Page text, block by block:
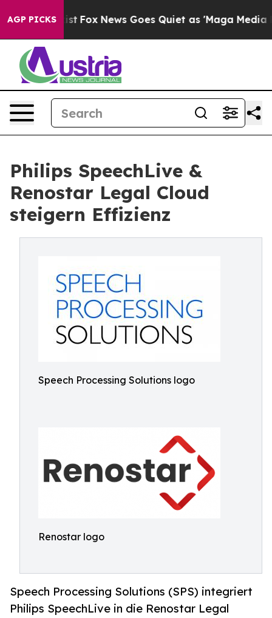
AGP PICKS
Exist Fox News Goes Quiet as 'Maga Media
Philips SpeechLive &
Renostar Legal Cloud
steigern Effizienz
Speech Processing Solutions logo
Renostar logo
Speech Processing Solutions (SPS) integriert
Philips SpeechLive in die Renostar Legal